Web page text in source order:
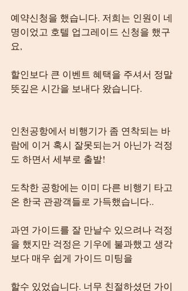
예약신청을 했습니다. 저희는 인원이 네
명이었고 호텔 업그레이드 신청을 했구
요,
할인보다 큰 이벤트 혜택을 주셔서 정말
뜻깊은 시간을 보내다 왔습니다.
인천공항에서 비행기가 좀 연착되는 바
람에 이거 혹시 잘못되는거 아닌가 걱정
도 하면서 세부로 출발!
도착한 공항에는 이미 다른 비행기 타고
온 한국 관광객들로 가득했습니다..
과연 가이드를 잘 만날수 있으려나 걱정
을 했지만 걱정은 기우에 불과했고 생각
보다 매우 쉽게 가이드 미팅을
할수 있었습니다. 너무 친절하셨던 가이